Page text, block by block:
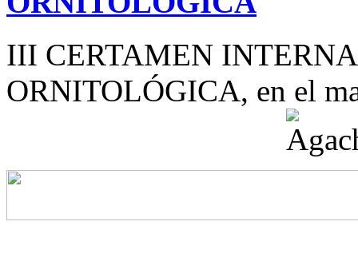
III CERTAMEN
ORNITOLÓGICA, en el